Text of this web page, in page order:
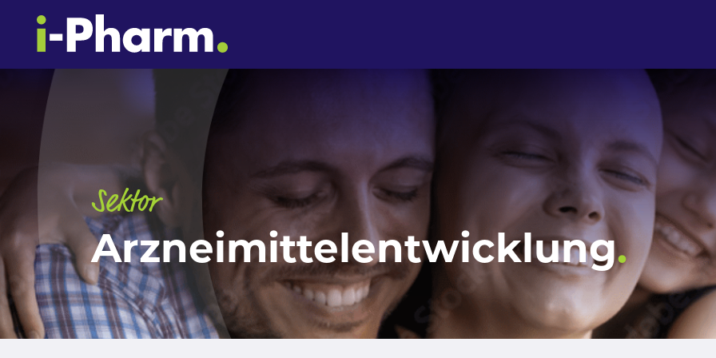
Sektor
Arzneimittelentwicklung.